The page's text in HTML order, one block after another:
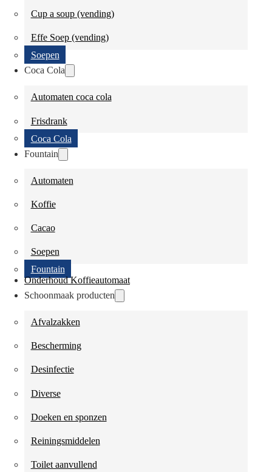
Cup a soup (vending)
Effe Soep (vending)
Soepen
Coca Cola
Automaten coca cola
Frisdrank
Coca Cola
Fountain
Automaten
Koffie
Cacao
Soepen
Fountain
Onderhoud Koffieautomaat
Schoonmaak producten
Afvalzakken
Bescherming
Desinfectie
Diverse
Doeken en sponzen
Reiningsmiddelen
Toilet aanvullend